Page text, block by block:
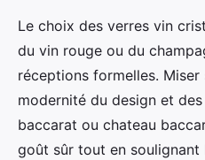
Le choix des verres vin
du vin rouge ou du
réceptions formelles. Miser
modernité du design et
baccarat ou chateau
goût sûr tout en